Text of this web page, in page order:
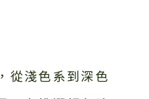
從淺色系到深色